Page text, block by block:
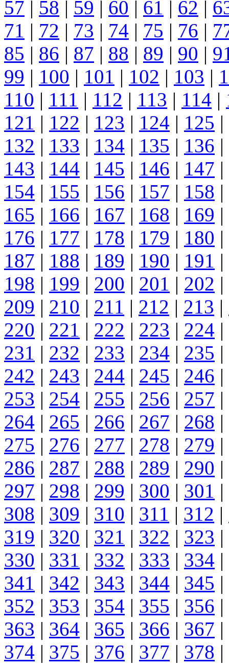
57 | 58 | 59 | 60 | 61 | 62 |
71 | 72 | 73 | 74 | 75 | 76 |
85 | 86 | 87 | 88 | 89 | 90 |
99 | 100 | 101 | 102 | 103 |
110 | 111 | 112 | 113 | 114 |
121 | 122 | 123 | 124 | 125 |
132 | 133 | 134 | 135 | 136 |
143 | 144 | 145 | 146 | 147 |
154 | 155 | 156 | 157 | 158 |
165 | 166 | 167 | 168 | 169 |
176 | 177 | 178 | 179 | 180 |
187 | 188 | 189 | 190 | 191 |
198 | 199 | 200 | 201 | 202 |
209 | 210 | 211 | 212 | 213 |
220 | 221 | 222 | 223 | 224 |
231 | 232 | 233 | 234 | 235 |
242 | 243 | 244 | 245 | 246 |
253 | 254 | 255 | 256 | 257 |
264 | 265 | 266 | 267 | 268 |
275 | 276 | 277 | 278 | 279 |
286 | 287 | 288 | 289 | 290 |
297 | 298 | 299 | 300 | 301 |
308 | 309 | 310 | 311 | 312 |
319 | 320 | 321 | 322 | 323 |
330 | 331 | 332 | 333 | 334 |
341 | 342 | 343 | 344 | 345 |
352 | 353 | 354 | 355 | 356 |
363 | 364 | 365 | 366 | 367 |
374 | 375 | 376 | 377 | 378 |